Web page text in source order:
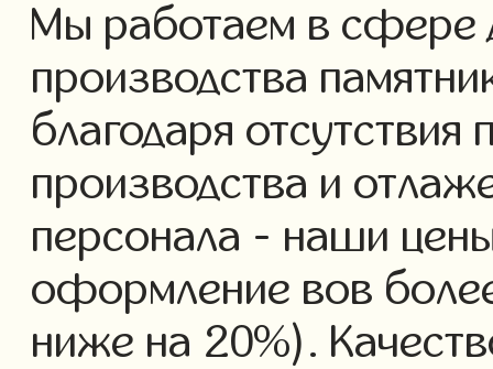
Мы работаем в сфере
производства
благодаря отсутствия
производства и
персонала - наши
оформление вов
ниже на 20%).